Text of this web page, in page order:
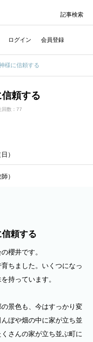
ログイン 会員登録
記事検索
様に信頼する
頼する
回数：77
）
）
頼する
櫻井です。
ちました。いくつになっ
持っています。
景色も、今はすっかり変
ぼや畑の中に家が立ち並
さんの家が立ち並ぶ町に